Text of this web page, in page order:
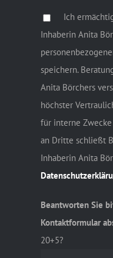
Ich
Inhaberin Anita
speichern.
Anita Börchers
höchster
für interne
an Dritte schließt
Inhaberin Anita
Beantworten Sie
Kontaktformular
20+5?